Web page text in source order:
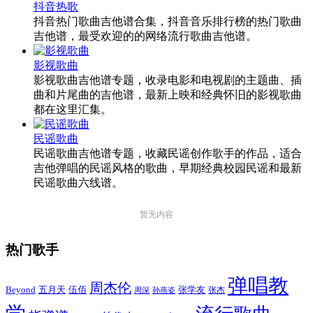
抖音热歌
抖音热门歌曲吉他谱合集，抖音音乐排行榜的热门歌曲
吉他谱，最受欢迎的的网络流行歌曲吉他谱。
影视歌曲
影视歌曲吉他谱专题，收录电影和电视剧的主题曲、插
曲和片尾曲的吉他谱，最新上映和经典怀旧的影视歌曲
都在这里汇集。
民谣歌曲
民谣歌曲吉他谱专题，收藏民谣创作歌手的作品，适合
吉他弹唱的民谣风格的歌曲，早期经典校园民谣和最新
民谣歌曲六线谱。
暂无内容
热门歌手
Beyond 五月天 伍佰 周杰伦 周深 孙燕姿 张学友 张杰 弹唱教